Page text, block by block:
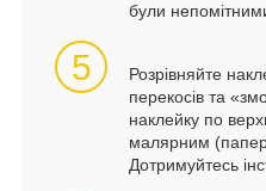
були
5
Розрівняйте
перекосів та
наклейку по
малярним
Дотримуйтесь